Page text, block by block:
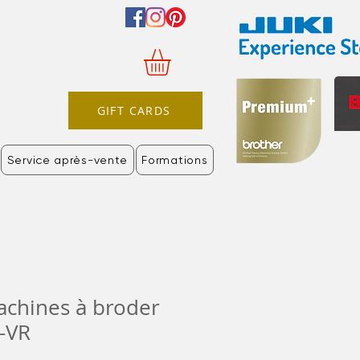
GIFT CARDS
Service après-vente Formations
à broder